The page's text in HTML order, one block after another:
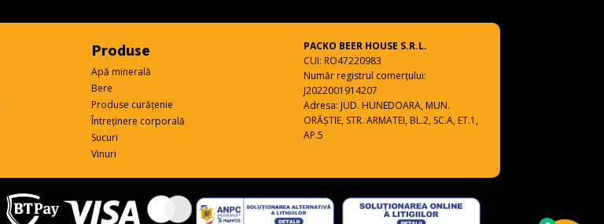
Produse
Apă minerală
Bere
Produse curățenie
Întreținere corporală
Sucuri
Vinuri
PACKO BEER HOUSE S.R.L.
CUI: RO47220983
Număr registrul comerțului:
J2022001914207
Adresa: JUD. HUNEDOARA, MUN.
ORĂŞTIE, STR. ARMATEI, BL.2, SC.A, ET.1,
AP.5